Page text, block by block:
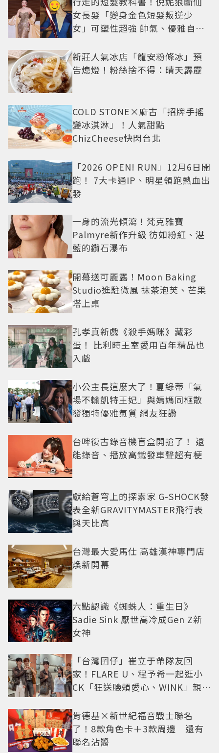
女長髮「變身金色短髮叛逆少
女」可塑性超強 帥氣、優雅自由
新莊人氣冰店「龍安粉條冰」預
告熄燈！粉絲捨不得：晴天霹靂
COLD STONE×麻古「招牌手搖
變冰淇淋」！人氣甜點
ChizCheese快閃台北
「2026 OPEN! RUN」12月6日開
跑！ 7大卡通IP、明星領跑熱血出
發
一身的流光傾瀉！梵克雅寶
Palmyre新作升級 彷如粉紅、湛
藍的鑽石瀑布
開幕送可麗露！Moon Baking
Studio進駐微風 抹茶泡芙、芒果
塔上桌
孔孝真新戲《殺手媽咪》藏彩
蛋！ 比利時王室愛用百年精品也
入戲
小公主長這麼大了！夏綠蒂「氣
場不輸凱特王妃」與媽媽同框散
發獨特優雅氣質 網友狂讚
台啤復古錄音機盲盒開搶了！ 還
能錄音、播放高鐵發車聲超有梗
獻給蒼穹上的探索家 G-SHOCK發
表全新GRAVITYMASTER飛行表
與天比高
台灣最大愛馬仕 高雄漢神專門店
煥新開幕
六點認識《蜘蛛人：重生日》
Sadie Sink 厭世高冷成Gen Z新
女神
「台灣囝仔」崔立于帶隊友回
家！FLARE U、程予希一起逛小
CK「狂送臉頰愛心、WINK」親曝
肯德基×新世紀福音戰士聯名
了！8款角色卡＋3款周邊 還有
聯名沾醬